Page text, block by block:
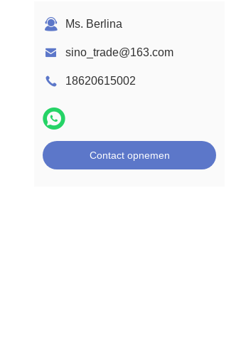
Ms. Berlina
sino_trade@163.com
18620615002
Contact opnemen